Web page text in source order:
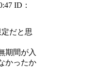
ID：
だと思
期間が入
かったか